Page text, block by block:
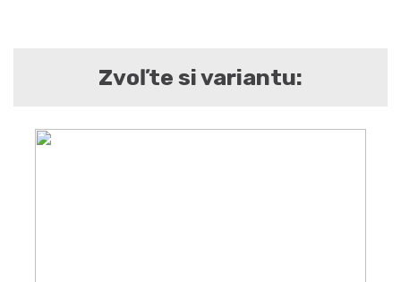
Zvoľte si variantu: